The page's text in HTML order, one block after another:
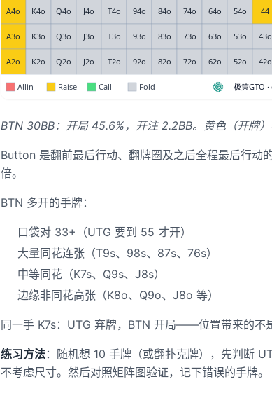
BTN 30BB：开局 45.6%，开注 2.2BB。黄色（开牌）
Button 是翻前最后行动、翻牌圈及之后全程最后行动
倍。
BTN 多开的手牌：
口袋对 33+（UTG 要到 55 才开）
大量同花连张（T9s、98s、87s、76s）
中等同花（K7s、Q9s、J8s）
边缘非同花高张（K8o、Q9o、J8o 等）
同一手 K7s：UTG 弃牌，BTN 开局——位置带来的不
练习方法：随机想 10 手牌（或翻扑克牌），先判断
不考虑尺寸。然后对照矩阵图验证，记下错误的手牌。